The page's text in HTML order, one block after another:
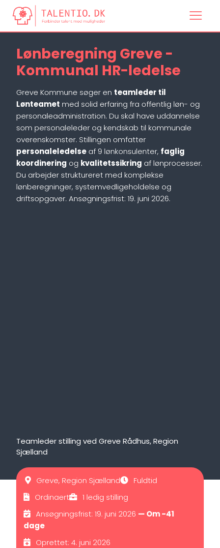
Lønberegning Greve -
Kommunal HR-ledelse
Greve Kommune søger en teamleder til
Lønteamet med solid erfaring fra offentlig løn- og
personaleadministration. Du skal have uddannelse
som personaleleder og kendskab til kommunale
overenskomster. Stillingen omfatter
personaleledelse af 9 lønkonsulenter, faglig
koordinering og kvalitetssikring af lønprocesser.
Du arbejder struktureret med komplekse
lønberegninger, systemvedligeholdelse og
driftsopgaver. Ansøgningsfrist: 19. juni 2026.
Teamleder stilling ved Greve Rådhus, Region
Sjælland
Greve, Region Sjælland
Fuldtid
Ordinaert
1 ledig stilling
Ansøgningsfrist: 19. juni 2026 — Om -41
dage
Oprettet: 4. juni 2026